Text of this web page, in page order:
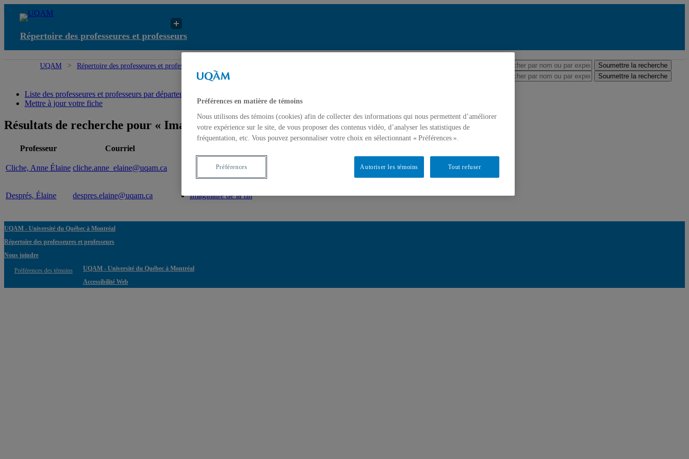
Répertoire des professeures et professeurs
UQAM Répertoire des professeures et professeurs
Répertoire des professeures et professeurs
Soumettre la recherche
Soumettre la recherche
Liste des professeures et professeurs par départements et écoles
Mettre à jour votre fiche
Résultats de recherche pour « Imaginaire de la fin »
Professeur Courriel
Cliche, Anne Élaine cliche.anne_elaine@uqam.ca Imaginaire de la fin
Després, Élaine despres.elaine@uqam.ca Imaginaire de la fin
UQAM - Université du Québec à Montréal
Répertoire des professeures et professeurs
Nous joindre
Préférences des témoins
UQAM - Université du Québec à Montréal
Accessibilité Web
Préférences en matière de témoins
Nous utilisons des témoins (cookies) afin de collecter des informations qui nous permettent d’améliorer
votre expérience sur le site, de vous proposer des contenus vidéo, d’analyser les statistiques de
fréquentation, etc. Vous pouvez personnaliser votre choix en sélectionnant « Préférences ».
Tout refuser
Autoriser les témoins
Préférences